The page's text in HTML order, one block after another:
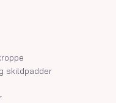
skildpadder